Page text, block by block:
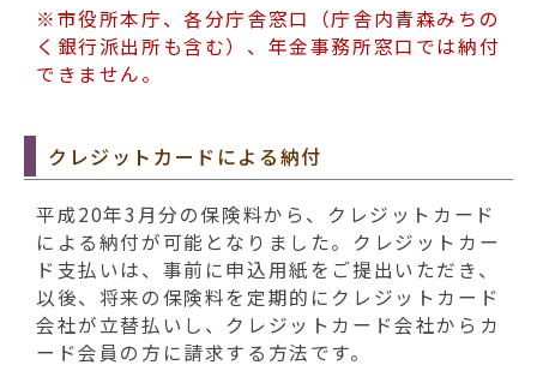
※市役所本庁、各分庁舎窓口（庁舎内青森みちの
く銀行派出所も含む）、年金事務所窓口では納付
できません。
クレジットカードによる納付
平成20年3月分の保険料から、クレジットカード
による納付が可能となりました。クレジットカー
ド支払いは、事前に申込用紙をご提出いただき、
以後、将来の保険料を定期的にクレジットカード
会社が立替払いし、クレジットカード会社からカ
ード会員の方に請求する方法です。